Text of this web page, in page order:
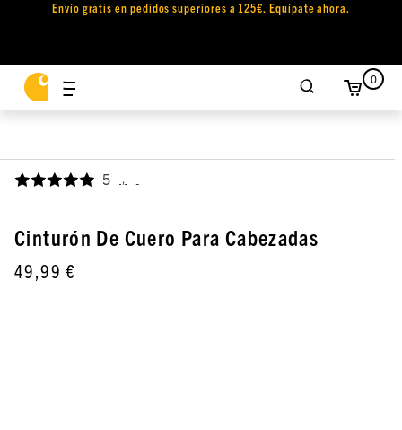
Envío gratis en pedidos superiores a 125€. Equípate ahora.
0
5 ,
Cinturón De Cuero Para Cabezadas
49,99 €